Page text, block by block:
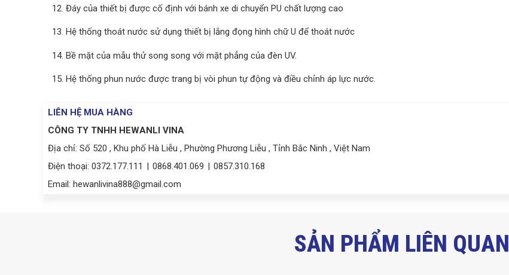
Đáy của thiết bị được cố định với bánh xe di chuyển PU chất lượng cao
Hệ thống thoát nước sử dụng thiết bị lắng đọng hình chữ U để thoát nước
Bề mặt của mẫu thử song song với mặt phẳng của đèn UV.
Hệ thống phun nước được trang bị vòi phun tự động và điều chỉnh áp lực nước.
LIÊN HỆ MUA HÀNG
CÔNG TY TNHH HEWANLI VINA
Địa chỉ: Số 520 , Khu phố Hà Liễu , Phường Phương Liễu , Tỉnh Bắc Ninh , Việt Nam
Điện thoại: 0372.177.111 | 0868.401.069 | 0857.310.168
Email: hewanlivina888@gmail.com
SẢN PHẨM LIÊN QUAN